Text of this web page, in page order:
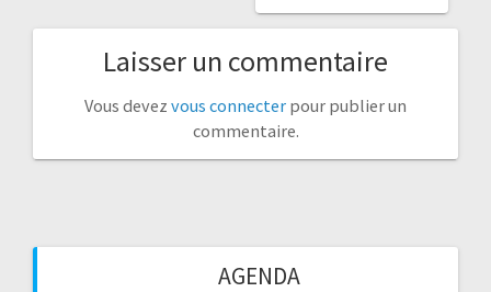
Laisser un commentaire
Vous devez vous connecter pour publier un
commentaire.
AGENDA